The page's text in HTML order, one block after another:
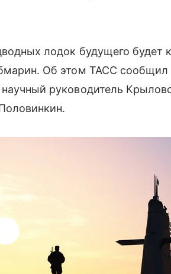
лодок будущего будет
Об этом ТАСС
руководитель